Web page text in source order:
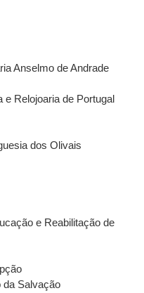
Anselmo de Andrade
Relojoaria de Portugal
dos Olivais
e Reabilitação de
da Salvação